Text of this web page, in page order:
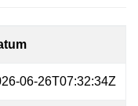
06-26T07:32:34Z